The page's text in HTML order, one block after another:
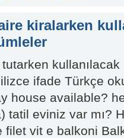
kiralarken
ifade Türkçe
house available?
tatil eviniz var mı?
vit e balkoni